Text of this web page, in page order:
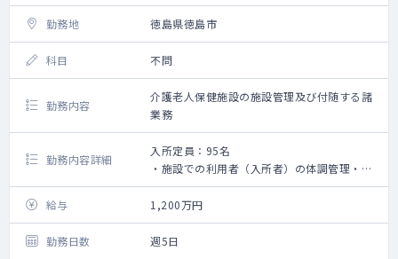
勤務地 徳島県徳島市
科目 不問
勤務内容
介護老人保健施設の施設管理及び付随する諸
業務
勤務内容詳細
入所定員：95名
・施設での利用者（入所者）の体調管理・処
方・診療情報提供書の作成等
・カンファレンスへの参加
・死亡確認と死亡診断書の作成
・各種委員会への参加
給与 1,200万円
勤務日数 週5日